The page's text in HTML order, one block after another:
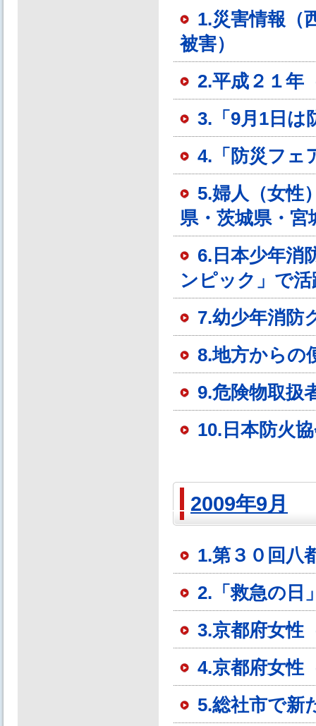
1.災害情報（
被害）
2.平成２１年
3.「9月1日は
4.「防災フ
5.婦人（女性
県・茨城県・宮
6.日本少年消
ンピック」で活
7.幼少年消防
8.地方からの
9.危険物取扱
10.日本防火
2009年9月
1.第３０回八
2.「救急の日
3.京都府女性
4.京都府女性
5.総社市で新